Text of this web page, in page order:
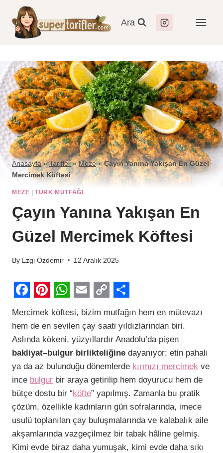
Ara
Anasayfa»Tarifler»Meze»Çayın Yanına Yakışan En Güzel
Mercimek Köftesi
MEZE |TÜRK MUTFAĞI
Çayın Yanına Yakışan En
Güzel Mercimek Köftesi
By Ezgi Özdemir 12 Aralık 2025
F
a
c
e
b
o
o
k
i
n
t
e
r
e
s
t
W
h
a
t
s
A
p
p
E
m
a
i
l
o
p
y
L
i
n
k
S
h
a
r
e
Mercimek köftesi, bizim mutfağın hem en mütevazı
hem de en sevilen çay saati yıldızlarından biri.
Aslında kökeni, yüzyıllardır Anadolu’da pişen
bakliyat–bulgur birlikteliğine dayanıyor; etin pahalı
ya da az bulunduğu dönemlerde kırmızı mercimek ve
ince bulgur bir araya getirilip hem doyurucu hem de
bütçe dostu bir “köfte” yapılmış. Zamanla bu pratik
çözüm, özellikle kadınların gün sofralarında, imece
usulü toplanılan çay buluşmalarında ve kalabalık aile
akşamlarında vazgeçilmez bir tabak hâline gelmiş.
Kimi evde biraz daha yumuşak, kimi evde daha sıkı